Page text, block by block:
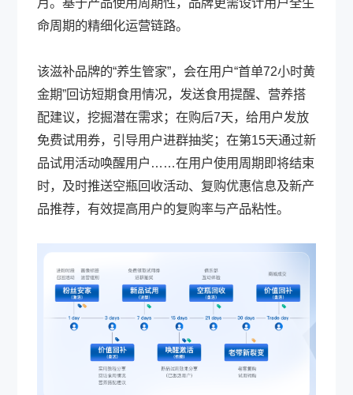
命周期的精细化运营链路。
该滋补品牌的“养生管家”，会在用户“首单72小时黄
金期”回访短期食用情况，发送食用提醒、营养搭
配建议，挖掘潜在需求；在购后7天，给用户发放
免费试用券，引导用户进群抽奖；在第15天通过新
品试用活动唤醒用户……在用户使用周期即将结束
时，及时推送空瓶回收活动、复购优惠信息及新产
品推荐，有效提高用户的复购率与产品粘性。